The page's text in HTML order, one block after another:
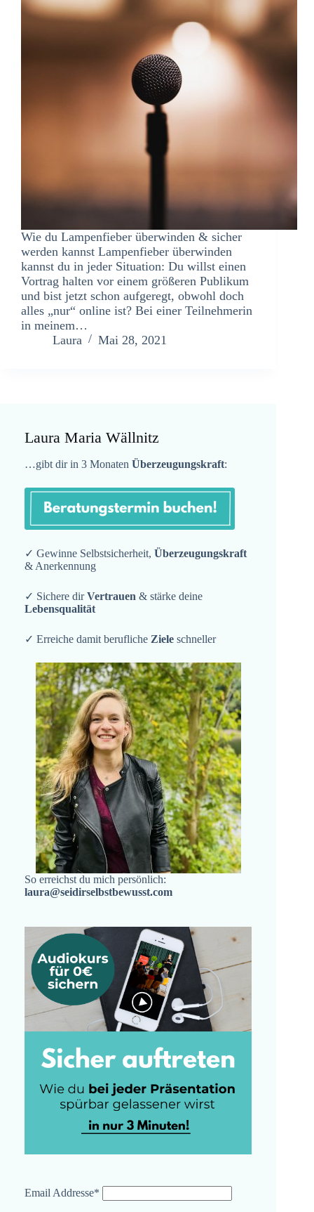
Wie du Lampenfieber überwinden & sicher
werden kannst Lampenfieber überwinden
kannst du in jeder Situation: Du willst einen
Vortrag halten vor einem größeren Publikum
und bist jetzt schon aufgeregt, obwohl doch
alles „nur“ online ist? Bei einer Teilnehmerin
in meinem…
Laura
Mai 28, 2021
Laura Maria Wällnitz
…gibt dir in 3 Monaten Überzeugungskraft:
✓ Gewinne Selbstsicherheit, Überzeugungskraft
& Anerkennung
✓ Sichere dirVertrauen & stärke deine
Lebensqualität
✓ Erreiche damit berufliche Ziele schneller
So erreichst du mich persönlich:
laura@seidirselbstbewusst.com
Email Addresse*